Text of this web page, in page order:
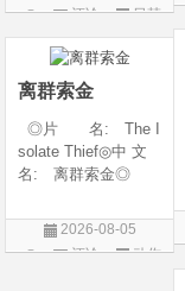
代: 2026◎产
地: 韩国
评论
日韩
剧
离群索金
◎片 名: The I
solate Thief◎中 文
名: 离群索金◎
产 地: 美国◎
类 别: 西部◎
2026-08-05
评论
动作